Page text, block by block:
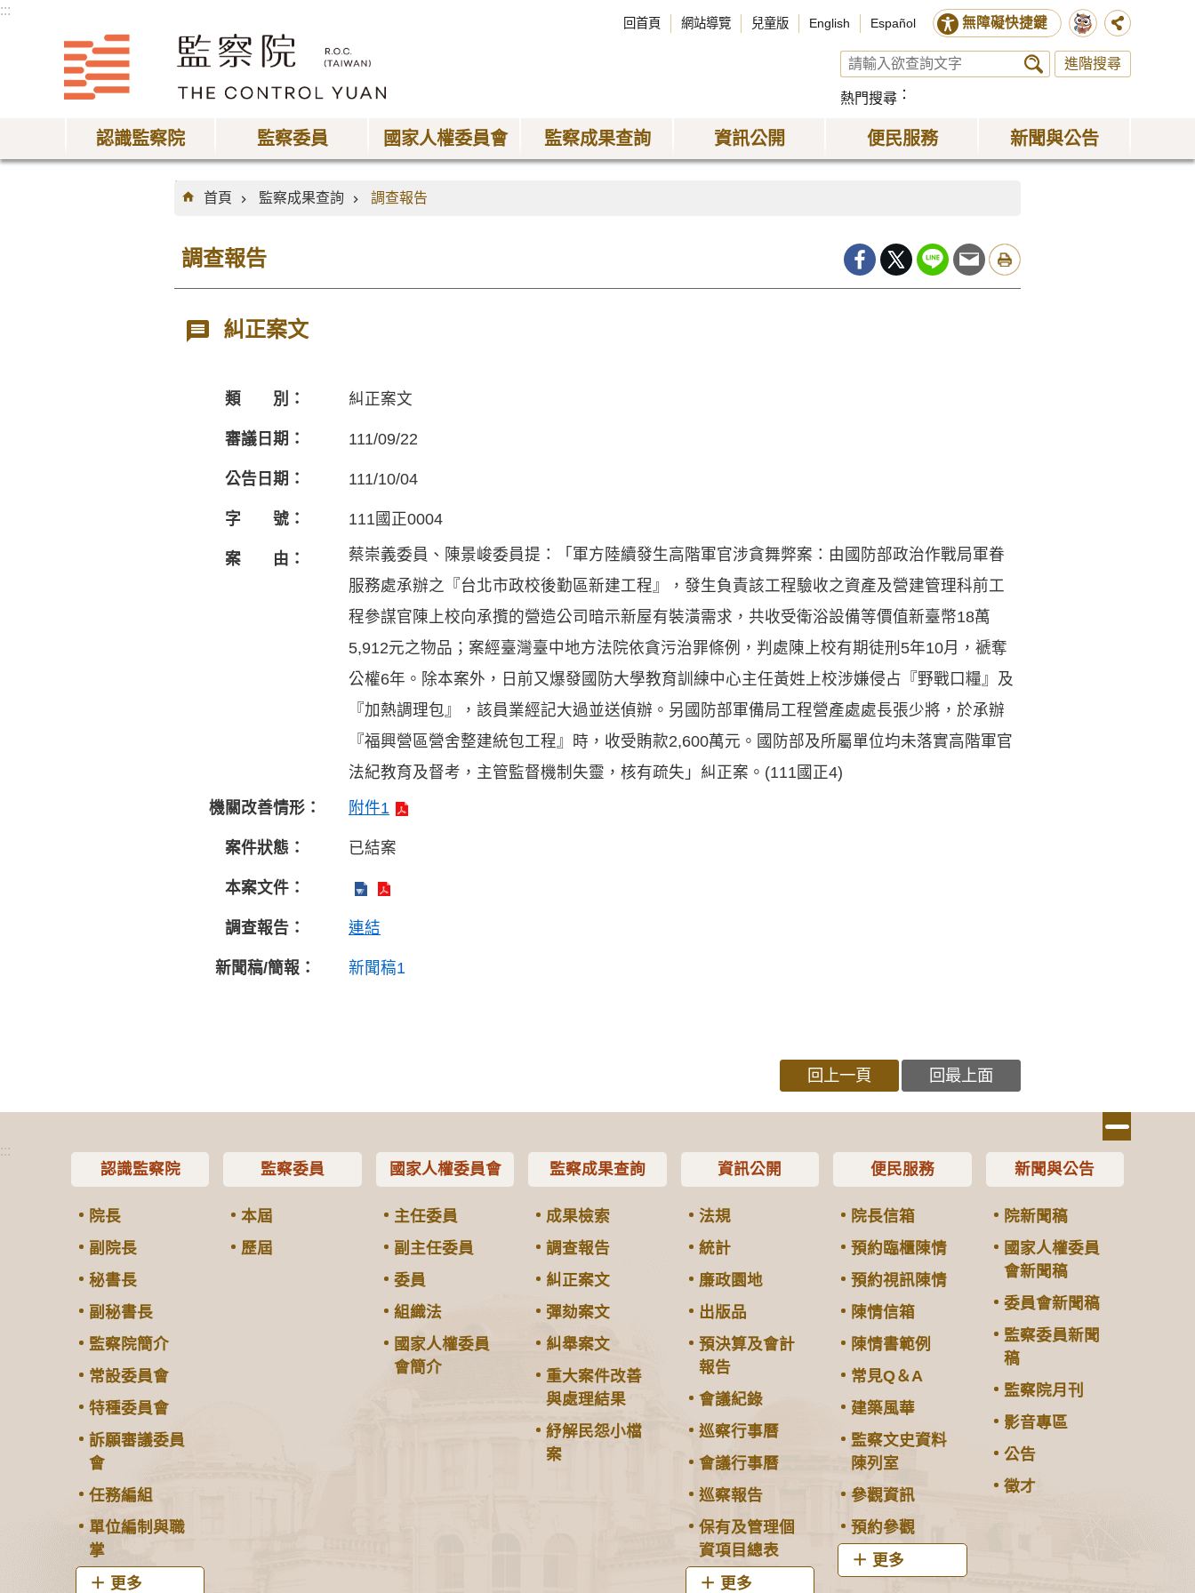
:::
回首頁 網站導覽 兒童版 English Español 無障礙快捷鍵
進階搜尋
熱門搜尋
認識監察院 監察委員 國家人權委員會 監察成果查詢 資訊公開 便民服務 新聞與公告
:::
首頁
監察成果查詢 調查報告
調查報告
糾正案文
類 別： 糾正案文
審議日期： 111/09/22
公告日期： 111/10/04
字 號： 111國正0004
案 由：
蔡崇義委員、陳景峻委員提：「軍方陸續發生高階軍官涉貪舞弊案：由國防部政治作戰局軍眷
服務處承辦之『台北市政校後勤區新建工程』，發生負責該工程驗收之資產及營建管理科前工
程參謀官陳上校向承攬的營造公司暗示新屋有裝潢需求，共收受衛浴設備等價值新臺幣18萬
5,912元之物品；案經臺灣臺中地方法院依貪污治罪條例，判處陳上校有期徒刑5年10月，褫奪
公權6年。除本案外，日前又爆發國防大學教育訓練中心主任黃姓上校涉嫌侵占『野戰口糧』及
『加熱調理包』，該員業經記大過並送偵辦。另國防部軍備局工程營產處處長張少將，於承辦
『福興營區營舍整建統包工程』時，收受賄款2,600萬元。國防部及所屬單位均未落實高階軍官
法紀教育及督考，主管監督機制失靈，核有疏失」糾正案。(111國正4)
機關改善情形：
附件1
案件狀態： 已結案
本案文件：
調查報告： 連結
新聞稿/簡報： 新聞稿1
回上一頁 回最上面
:::
認識監察院
院長
副院長
秘書長
副秘書長
監察院簡介
常設委員會
特種委員會
訴願審議委員
會
任務編組
單位編制與職
掌
更多
監察委員
本屆
歷屆
國家人權委員會
主任委員
副主任委員
委員
組織法
國家人權委員
會簡介
監察成果查詢
成果檢索
調查報告
糾正案文
彈劾案文
糾舉案文
重大案件改善
與處理結果
紓解民怨小檔
案
資訊公開
法規
統計
廉政園地
出版品
預決算及會計
報告
會議紀錄
巡察行事曆
會議行事曆
巡察報告
保有及管理個
資項目總表
更多
便民服務
院長信箱
預約臨櫃陳情
預約視訊陳情
陳情信箱
陳情書範例
常見Q＆A
建築風華
監察文史資料
陳列室
參觀資訊
預約參觀
更多
新聞與公告
院新聞稿
國家人權委員
會新聞稿
委員會新聞稿
監察委員新聞
稿
監察院月刊
影音專區
公告
徵才